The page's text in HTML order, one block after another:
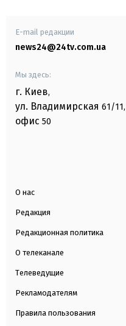
E-mail редакции
news24@24tv.com.ua
Мы здесь:
г. Киев,
ул. Владимирская 61/11,
офис 50
О нас
Редакция
Редакционная политика
О телеканале
Телеведущие
Рекламодателям
Правила пользования